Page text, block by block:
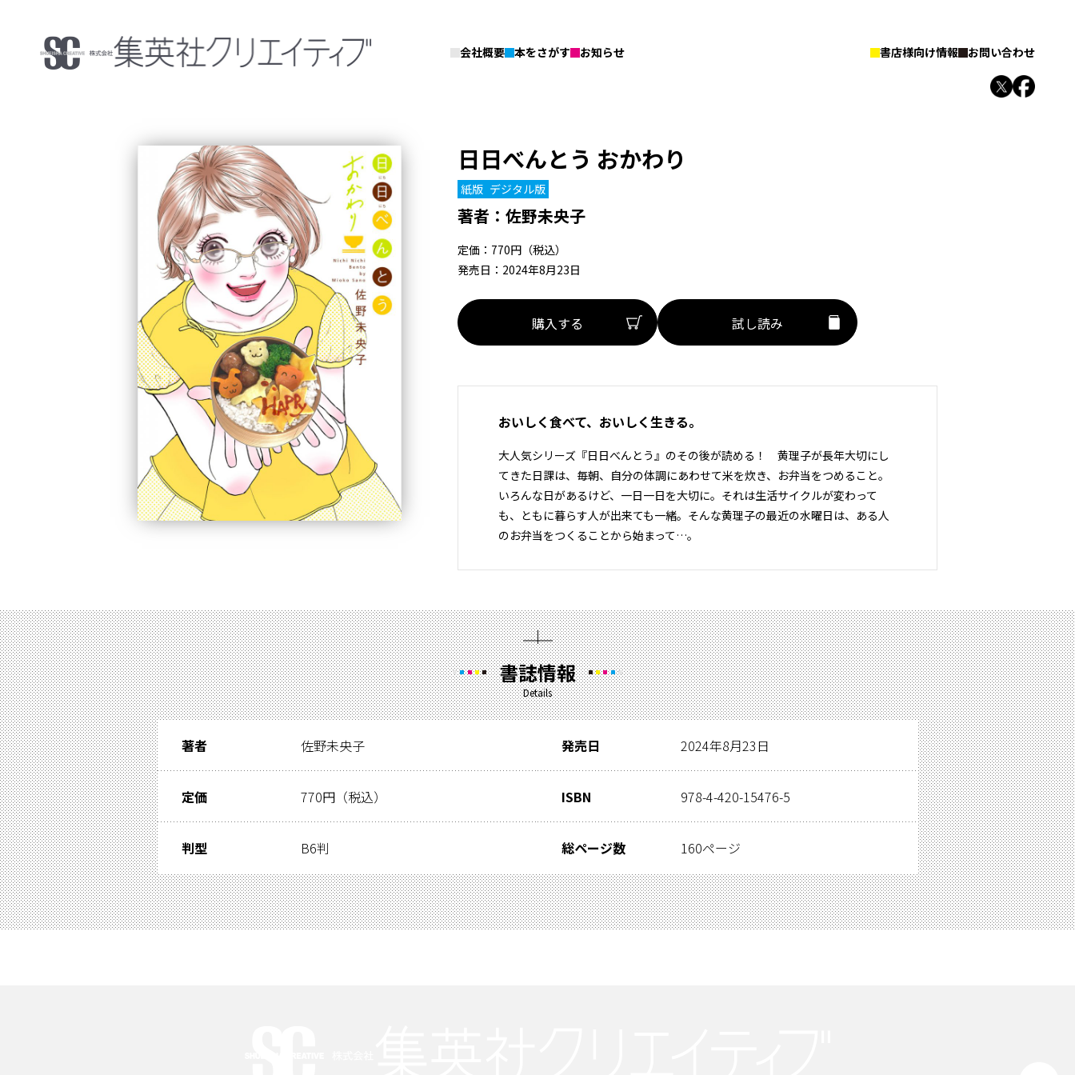
会社概要 本をさがす お知らせ 書店様向け情報 お問い合わせ
日日べんとう おかわり
紙版 デジタル版
著者： 佐野未央子
定価：770円（税込）
発売日：2024年8月23日
購入する 試し読み
おいしく食べて、おいしく生きる。
大人気シリーズ『日日べんとう』のその後が読める！ 黄理子が長年大切にし
てきた日課は、毎朝、自分の体調にあわせて米を炊き、お弁当をつめること。
いろんな日があるけど、一日一日を大切に。それは生活サイクルが変わって
も、ともに暮らす人が出来ても一緒。そんな黄理子の最近の水曜日は、ある人
のお弁当をつくることから始まって…。
書誌情報
Details
著者 佐野未央子
定価 770円（税込）
判型 B6判
発売日 2024年8月23日
ISBN 978-4-420-15476-5
総ページ数 160ページ